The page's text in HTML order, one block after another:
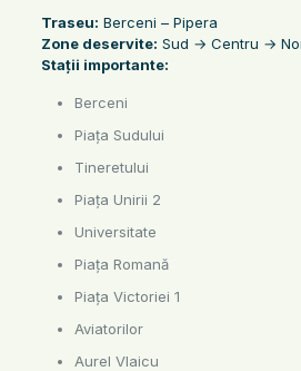
Traseu: Berceni – Pipera
Zone deservite: Sud → Centru →
Stații importante:
Berceni
Piața Sudului
Tineretului
Piața Unirii 2
Universitate
Piața Romană
Piața Victoriei 1
Aviatorilor
Aurel Vlaicu